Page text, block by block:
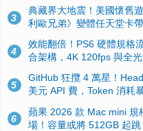
3
典藏界大地震！美國懷舊
利歐兄弟》變體任天堂卡帶
4
效能翻倍！PS6 硬體規格
合架構，4K 120fps 與全
5
GitHub 狂攬 4 萬星！
美元 API 費，Token 消耗
6
蘋果 2026 款 Mac mini 規
場！容量或將 512GB 起跳